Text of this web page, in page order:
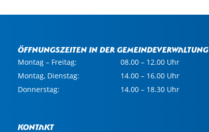
Öffnungszeiten in der Gemeindeverwaltung
Montag – Freitag:
08.00 – 12.00 Uhr
Montag, Dienstag:
14.00 – 16.00 Uhr
Donnerstag:
14.00 – 18.30 Uhr
Kontakt